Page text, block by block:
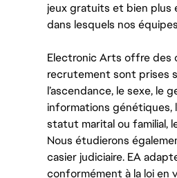
jeux gratuits et bien plus
dans lesquels nos
Electronic Arts offre des
recrutement sont prises
l’ascendance, le sexe, le
informations génétiques,
statut marital ou familial,
Nous étudierons
casier judiciaire. EA
conformément à la loi en